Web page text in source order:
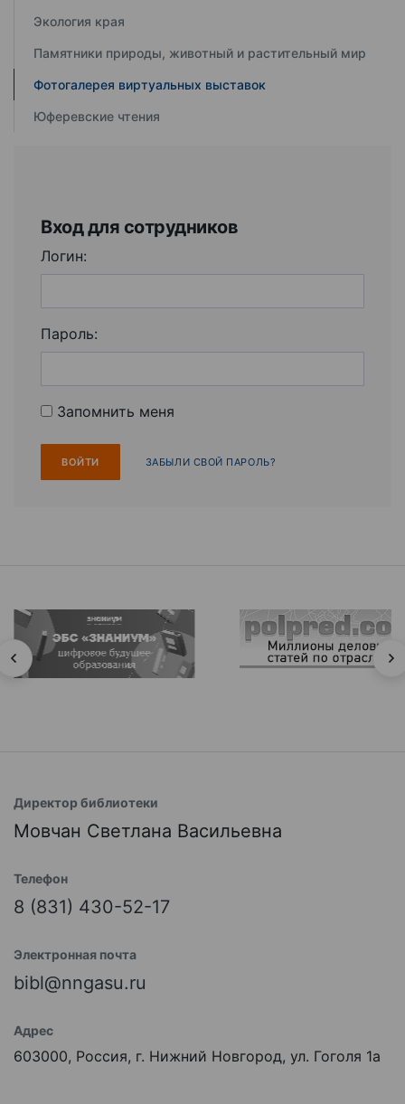
Экология края
Памятники природы, животный и растительный мир
Фотогалерея виртуальных выставок
Юферевские чтения
Вход для сотрудников
Логин:
Пароль:
Запомнить меня
ЗАБЫЛИ СВОЙ ПАРОЛЬ?
Директор библиотеки
Мовчан Светлана Васильевна
Телефон
8 (831) 430-52-17
Электронная почта
bibl@nngasu.ru
Адрес
603000, Россия, г. Нижний Новгород, ул. Гоголя 1а